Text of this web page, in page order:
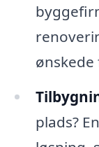
plads?